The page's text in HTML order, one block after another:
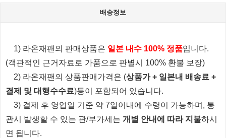
배송정보
1) 라온재팬의 판매상품은 일본 내수 100% 정품입니다.
(객관적인 근거자료로 가품으로 판별시 100% 환불 보장)
2) 라온재팬의 상품판매가격은 (상품가 + 일본내 배송료 +
결제 및 대행수수료)등이 포함되어 있습니다.
3) 결제 후 영업일 기준 약 7일이내에 수령이 가능하며, 통
관시 발생할 수 있는 관/부가세는 개별 안내에 따라 지불하시
면 됩니다.